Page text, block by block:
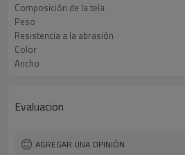
Composición de la tela
Peso
Resistencia a la abrasión
Color
Ancho
Evaluacion
AGREGAR UNA OPINIÓN